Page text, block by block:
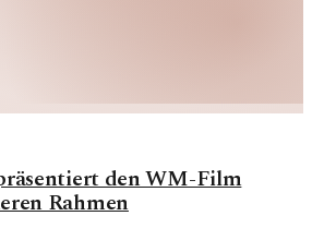
den WM-Film
Rahmen